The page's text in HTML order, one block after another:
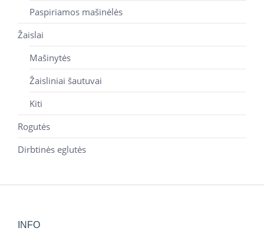
Paspiriamos mašinėlės
Žaislai
Mašinytės
Žaisliniai šautuvai
Kiti
Rogutės
Dirbtinės eglutės
INFO